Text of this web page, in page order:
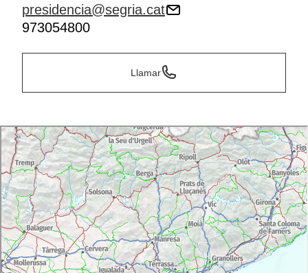
presidencia@segria.cat
973054800
Llamar